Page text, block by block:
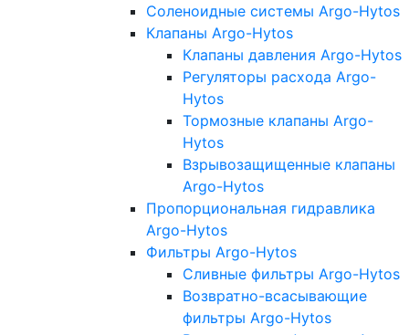
Соленоидные системы Argo-Hytos
Клапаны Argo-Hytos
Клапаны давления Argo-Hytos
Регуляторы расхода Argo-
Hytos
Тормозные клапаны Argo-
Hytos
Взрывозащищенные клапаны
Argo-Hytos
Пропорциональная гидравлика
Argo-Hytos
Фильтры Argo-Hytos
Сливные фильтры Argo-Hytos
Возвратно-всасывающие
фильтры Argo-Hytos